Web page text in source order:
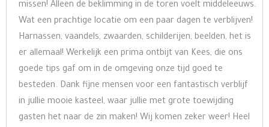
missen! Alleen de beklimming in de toren voelt middeleeuws.
Wat een prachtige locatie om een paar dagen te verblijven!
Harnassen, vaandels, zwaarden, schilderijen, beelden, het is
er allemaal! Werkelijk een prima ontbijt van Kees, die ons
goede tips gaf om in de omgeving onze tijd goed te
besteden. Dank fijne mensen voor een fantastisch verblijf
in jullie mooie kasteel, waar jullie met grote toewijding
gasten het naar de zin maken! Wij komen zeker weer! Heel